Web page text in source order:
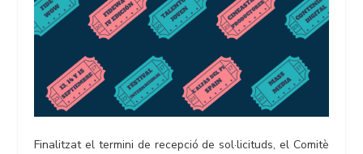
Finalitzat el termini de recepció de sol·licituds, el Comitè